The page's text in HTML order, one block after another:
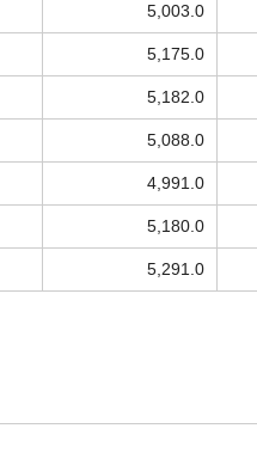
5,003.0
5,175.0
5,182.0
5,088.0
4,991.0
5,180.0
5,291.0